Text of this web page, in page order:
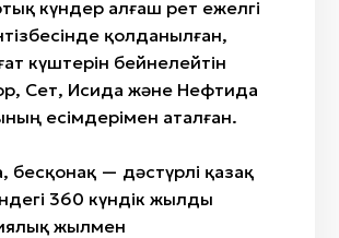
күндер алғаш рет ежелгі
қолданылған,
күштерін бейнелейтін
Сет, Исида және Нефтида
есімдерімен аталған.
— дәстүрлі қазақ
360 күндік жылды
жылмен